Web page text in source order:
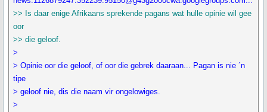
>> Is daar enige Afrikaans sprekende pagans wat hulle opinie wil gee
oor
>> die geloof.
>
> Opinie oor die geloof, of oor die gebrek daaraan... Pagan is nie ´n
tipe
> geloof nie, dis die naam vir ongelowiges.
>